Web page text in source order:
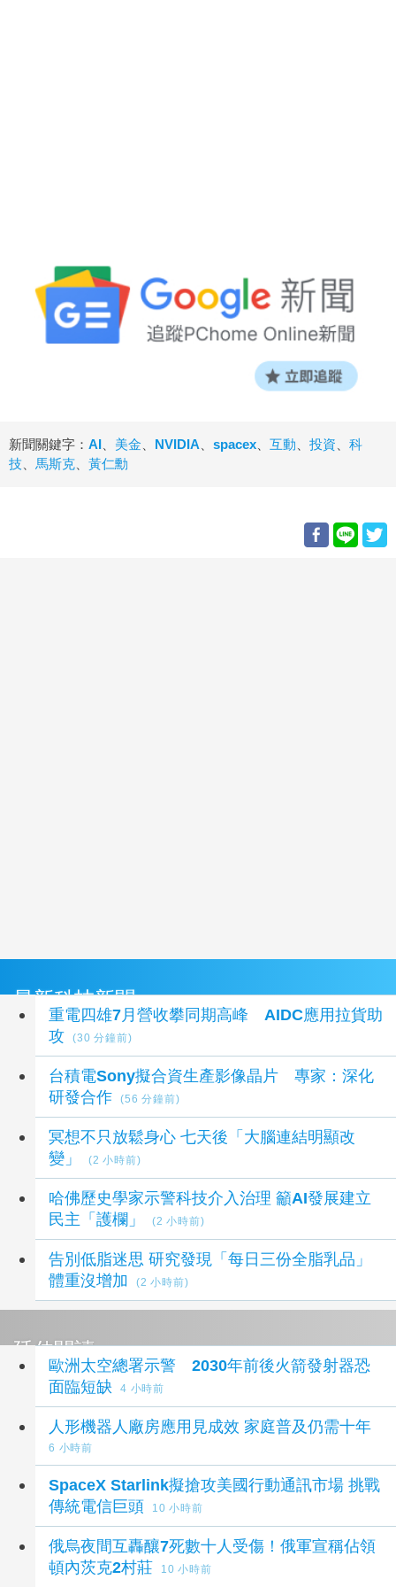
新聞關鍵字： AI 美金 NVIDIA spacex 互動 投資
科
技
馬斯克 黃仁勳
最新科技新聞
重電四雄7月營收攀同期高峰 AIDC應用拉貨助
攻
(30 分鐘前)
台積電Sony擬合資生產影像晶片 專家：深化
研發合作
(56 分鐘前)
冥想不只放鬆身心 七天後「大腦連結明顯改
變」
(2 小時前)
哈佛歷史學家示警科技介入治理 籲AI發展建立
民主「護欄」
(2 小時前)
告別低脂迷思 研究發現「每日三份全脂乳品」
體重沒增加
(2 小時前)
延伸閱讀
歐洲太空總署示警 2030年前後火箭發射器恐
面臨短缺
4 小時前
人形機器人廠房應用見成效 家庭普及仍需十年
6 小時前
SpaceX Starlink擬搶攻美國行動通訊市場 挑戰
傳統電信巨頭
10 小時前
俄烏夜間互轟釀7死數十人受傷！俄軍宣稱佔領
頓內茨克2村莊
10 小時前